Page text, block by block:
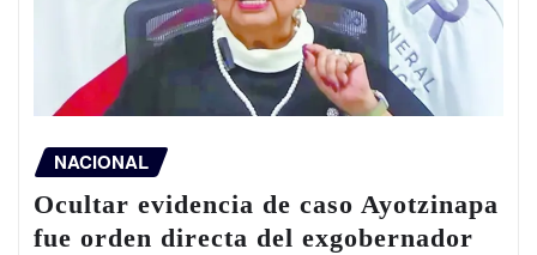
NACIONAL
evidencia de caso Ayotzinapa
orden directa del exgobernador